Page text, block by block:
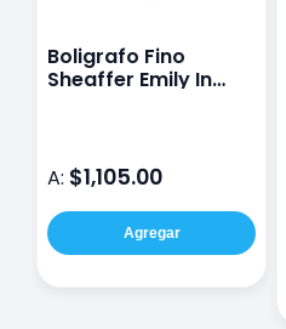
Boligrafo Fino
Sheaffer Emily In
A: $1,105.00
Agregar